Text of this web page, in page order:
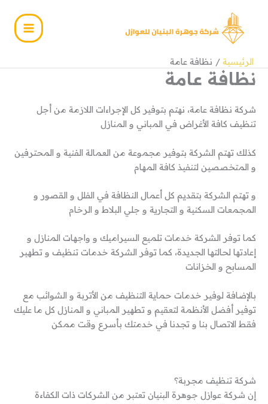
المحتوى
الرئيسية نظافة عامة
نظافة عامة
شركة نظافة عامة، نهتم بتوفير كل الإجراءات اللازمة من أجل
تنظيف كافة الأغراض في المباني و المنازل
كذلك تهتم الشركة بتوفير مجموعة من العمالة الفنية و المحترفين
و المتخصصين لتنفيذ كافة المهام
و تهتم الشركة بتقديم كل أعمال النظافة في الفلل و القصور و
المجمعات السكنية و التجارية و جلي البلاط و الرخام
كما توفر الشركة خدمات تلميع السيراميك و واجهات المنازل و
إعادتها لحالتها الجديدة، كما توفر الشركة خدمات تنظيف و تطهير
المسابح و الخزانات
بالإضافة لوفير خدمات حماية التنظيف من الأتربة و الشوائب مع
توفير أفضل الأنظمة لتعقيم و تطهير المباني و المنازل كل ما عليك
فقط الاتصال بنا و تجدنا في خدمتك بأسرع وقت ممكن
شركة تنظيف مجربة؟
إن شركة عوازل جوهرة البنيان تعتبر من الشركات ذات الكفاءة